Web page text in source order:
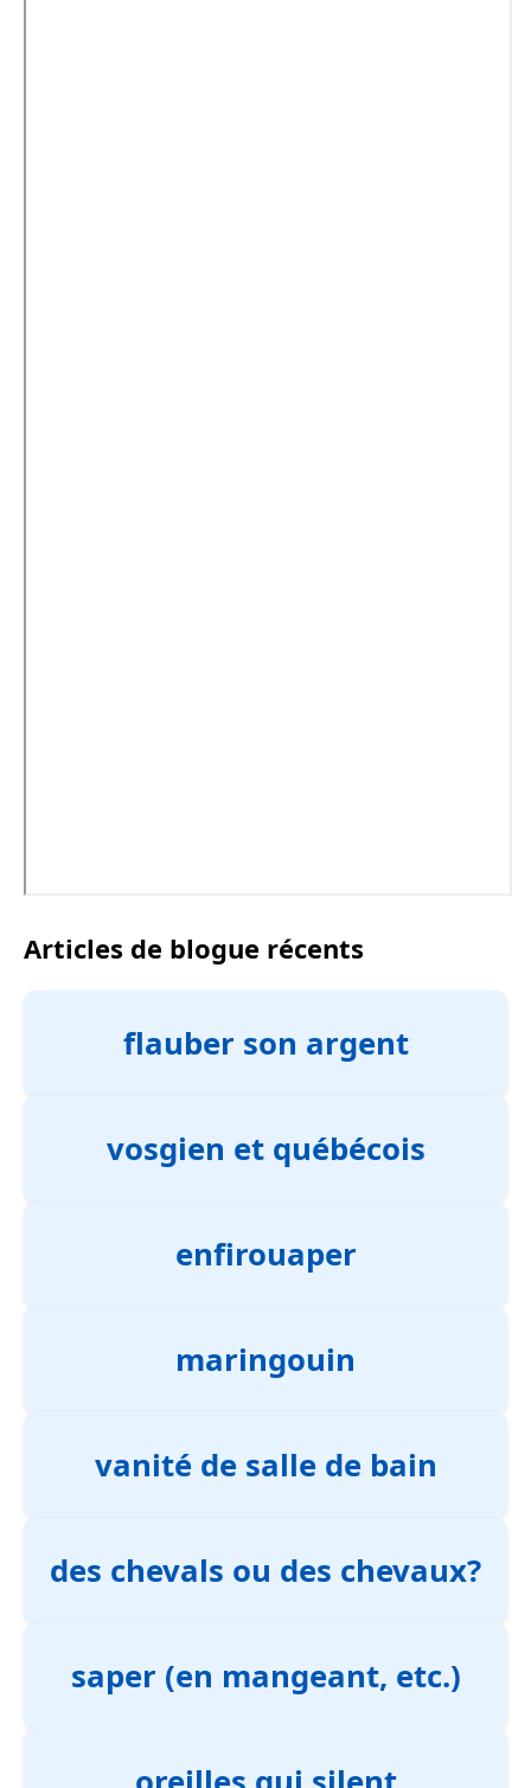
Articles de blogue récents
flauber son argent
vosgien et québécois
enfirouaper
maringouin
vanité de salle de bain
des chevals ou des chevaux?
saper (en mangeant, etc.)